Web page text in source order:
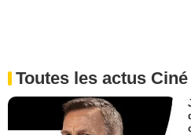
Toutes les actus Ciné